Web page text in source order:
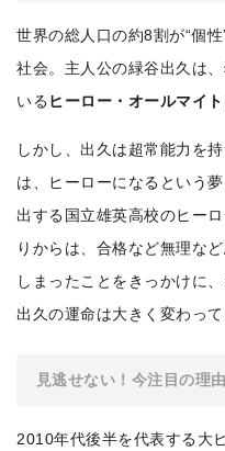
世界の総人口の約8割が“個
社会。主人公の緑谷出久は
いる ヒーロー・オールマイト
しかし、出久は超常能力を
は、ヒーローになるという
出する国立雄英高校のヒー
りからは、合格など無理な
しまったことをきっかけに
出久の運命は大きく変わっ
見逃せない！今注目の理由
2010年代後半を代表する大